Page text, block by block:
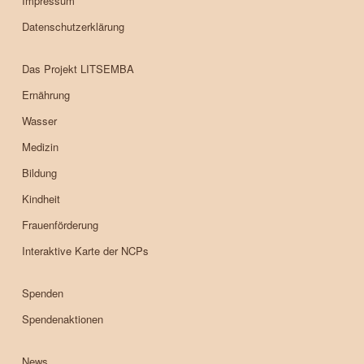
Datenschutzerklärung
Das Projekt LITSEMBA
Ernährung
Wasser
Medizin
Bildung
Kindheit
Frauenförderung
Interaktive Karte der NCPs
Spenden
Spendenaktionen